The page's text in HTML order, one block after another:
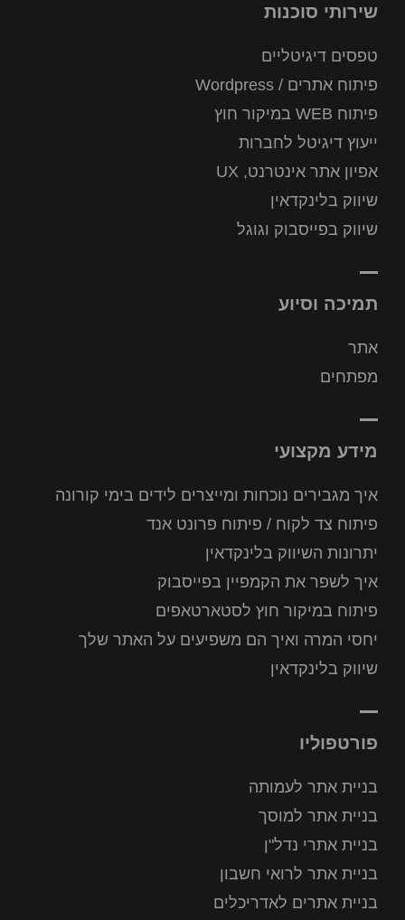
שירותי סוכנות
טפסים דיגיטליים
פיתוח אתרים / Wordpress
פיתוח WEB במיקור חוץ
ייעוץ דיגיטל לחברות
אפיון אתר אינטרנט, UX
שיווק בלינקדאין
שיווק בפייסבוק וגוגל
תמיכה וסיוע
אתר
מפתחים
מידע מקצועי
איך מגבירים נוכחות ומייצרים לידים בימי קורונה
פיתוח צד לקוח / פיתוח פרונט אנד
יתרונות השיווק בלינקדאין
איך לשפר את הקמפיין בפייסבוק
פיתוח במיקור חוץ לסטארטאפים
יחסי המרה ואיך הם משפיעים על האתר שלך
שיווק בלינקדאין
פורטפוליו
בניית אתר לעמותה
בניית אתר למוסך
בניית אתרי נדל"ן
בניית אתר לרואי חשבון
בניית אתרים לאדריכלים